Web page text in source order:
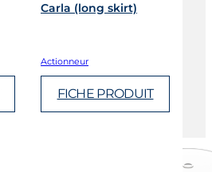
Carla (long skirt)
Actionneur
FICHE PRODUIT